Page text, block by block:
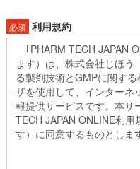
必須 利用規約